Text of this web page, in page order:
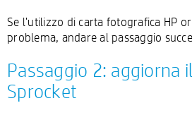
Se l'utilizzo di carta fotografica HP
problema, andare al passaggio
Passaggio 2: aggiorna
Sprocket